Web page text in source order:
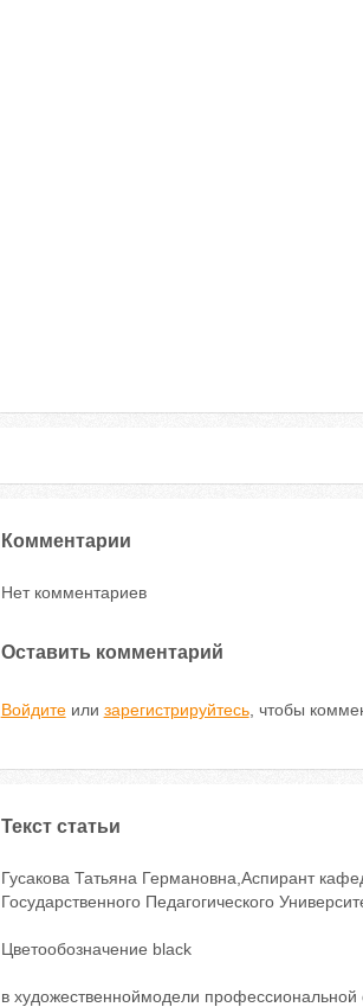
Комментарии
Нет комментариев
Оставить комментарий
Войдитеили зарегистрируйтесь, чтобы
Текст статьи
Гусакова Татьяна Германовна,Аспирант
Государственного Педагогического
Цветообозначение black
в художественноймодели